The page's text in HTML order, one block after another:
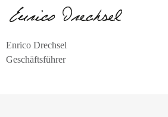
Enrico Drechsel
Geschäftsführer